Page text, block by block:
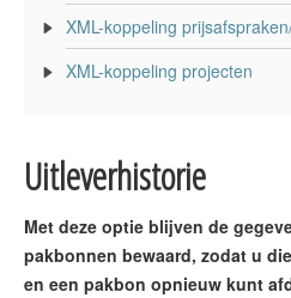
XML-koppeling
XML-koppeling projecten
Uitleverhistorie
Met deze optie blijven de
pakbonnen bewaard, zodat u
en een pakbon opnieuw kunt